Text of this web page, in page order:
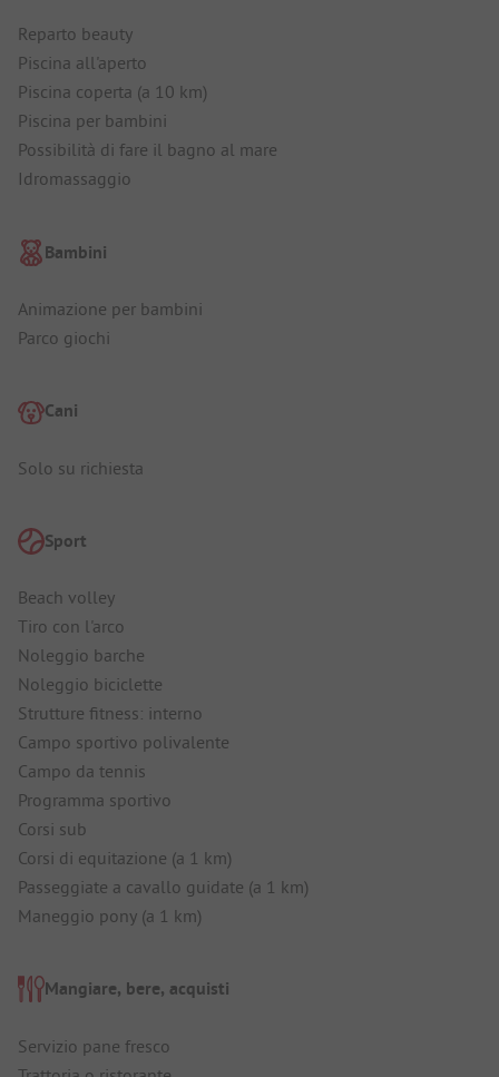
Reparto beauty
Piscina all'aperto
Piscina coperta (a 10 km)
Piscina per bambini
Possibilità di fare il bagno al mare
Idromassaggio
Bambini
Animazione per bambini
Parco giochi
Cani
Solo su richiesta
Sport
Beach volley
Tiro con l'arco
Noleggio barche
Noleggio biciclette
Strutture fitness: interno
Campo sportivo polivalente
Campo da tennis
Programma sportivo
Corsi sub
Corsi di equitazione (a 1 km)
Passeggiate a cavallo guidate (a 1 km)
Maneggio pony (a 1 km)
Mangiare, bere, acquisti
Servizio pane fresco